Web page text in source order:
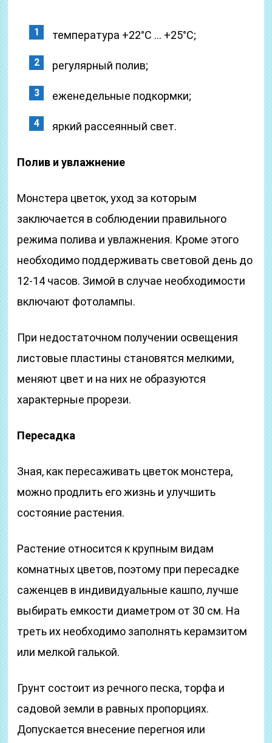
температура +22°C … +25°C;
регулярный полив;
еженедельные подкормки;
яркий рассеянный свет.
Полив и увлажнение
Монстера цветок, уход за которым
заключается в соблюдении правильного
режима полива и увлажнения. Кроме этого
необходимо поддерживать световой день до
12-14 часов. Зимой в случае необходимости
включают фотолампы.
При недостаточном получении освещения
листовые пластины становятся мелкими,
меняют цвет и на них не образуются
характерные прорези.
Пересадка
Зная, как пересаживать цветок монстера,
можно продлить его жизнь и улучшить
состояние растения.
Растение относится к крупным видам
комнатных цветов, поэтому при пересадке
саженцев в индивидуальные кашпо, лучше
выбирать емкости диаметром от 30 см. На
треть их необходимо заполнять керамзитом
или мелкой галькой.
Грунт состоит из речного песка, торфа и
садовой земли в равных пропорциях.
Допускается внесение перегноя или